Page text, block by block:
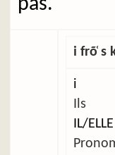
i frõ̜ s
i
Ils
IL/ELLE